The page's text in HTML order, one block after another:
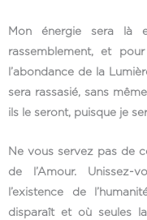
Mon énergie sera là
rassemblement, et
l’abondance de la
sera rassasié, sans
ils le seront, puisque je
Ne vous servez pas de
de l’Amour.
l’existence de
disparaît et où seules